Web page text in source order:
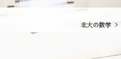
北大の数学